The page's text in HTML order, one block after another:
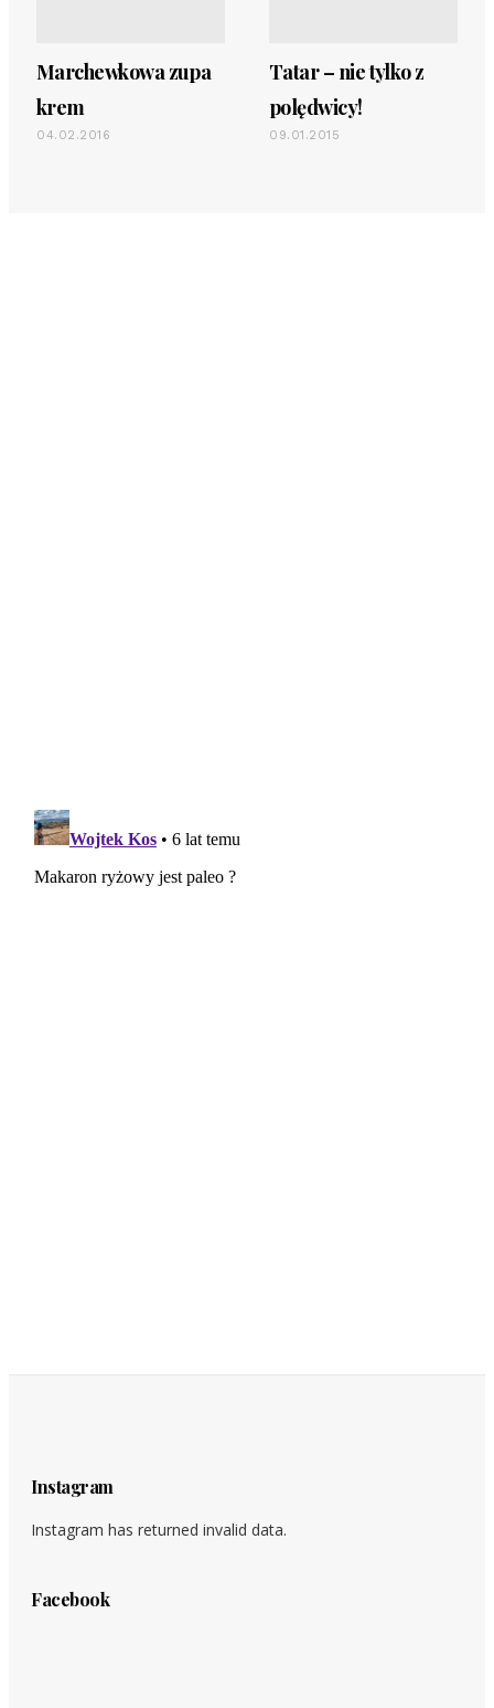
Marchewkowa zupa
krem
04.02.2016
Tatar – nie tylko z
polędwicy!
09.01.2015
Instagram
Instagram has returned invalid data.
Facebook